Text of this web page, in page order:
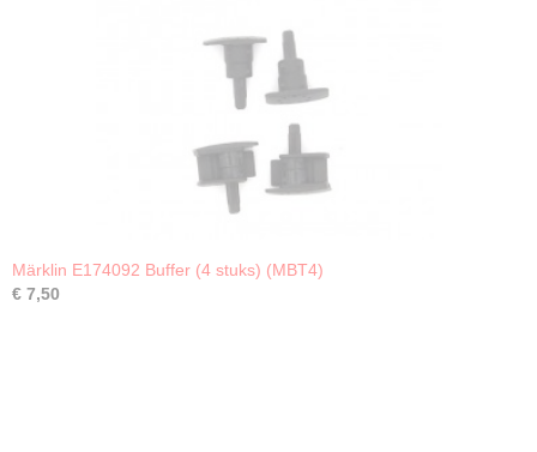
Märklin E174092 Buffer (4 stuks) (MBT4)
€ 7,50